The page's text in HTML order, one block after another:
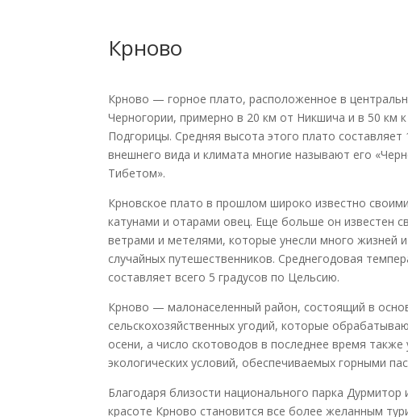
Крново
Крново — горное плато, расположенное в
Черногории, примерно в 20 км от Никшича и в 50 км
Подгорицы. Средняя высота этого плато составляет
внешнего вида и климата многие называют его
Тибетом».
Крновское плато в прошлом широко известно
катунами и отарами овец. Еще больше он известен
ветрами и метелями, которые унесли много жизней и
случайных путешественников. Среднегодовая
составляет всего 5 градусов по Цельсию.
Крново — малонаселенный район, состоящий в
сельскохозяйственных угодий, которые
осени, а число скотоводов в последнее время также
экологических условий, обеспечиваемых горными
Благодаря близости национального парка Дурмитор
красоте Крново становится все более желанным